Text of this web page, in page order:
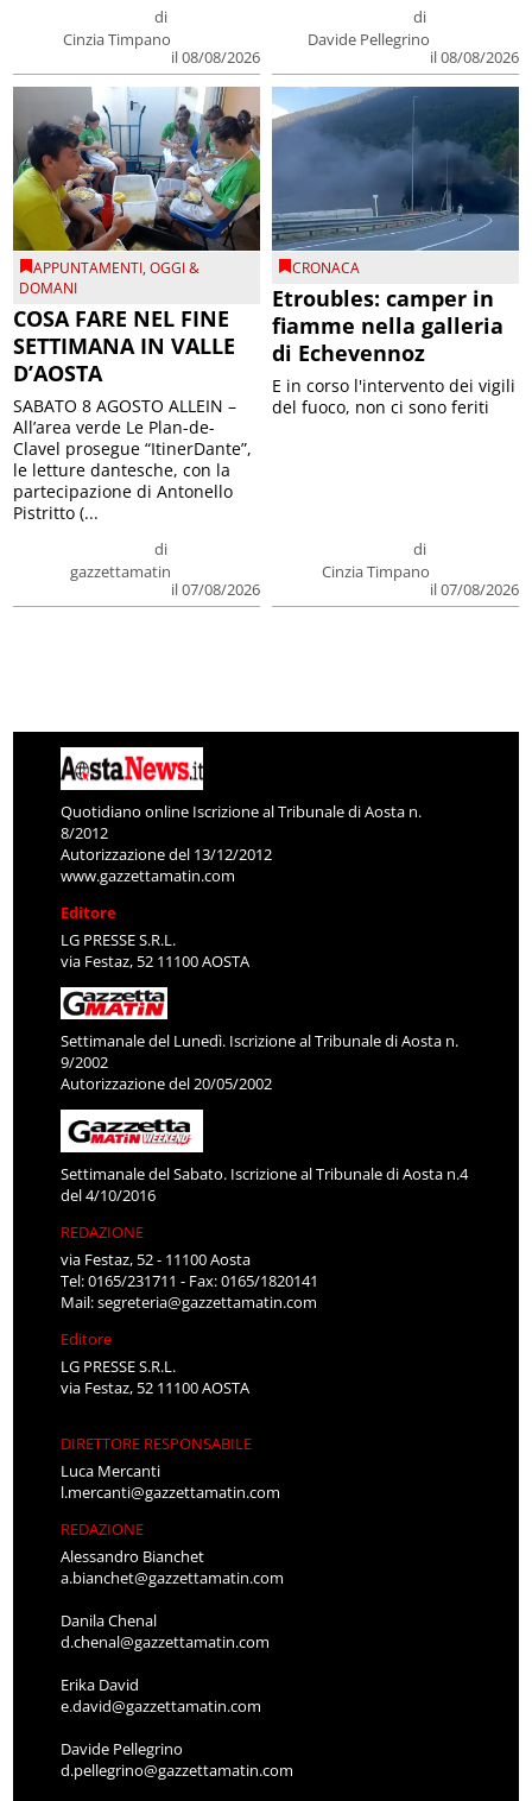
di
Cinzia Timpano
il 08/08/2026
di
Davide Pellegrino
il 08/08/2026
APPUNTAMENTI,OGGI &
DOMANI
COSA FARE NEL FINE
SETTIMANA IN VALLE
D’AOSTA
di
gazzettamatin
il 07/08/2026
SABATO 8 AGOSTO ALLEIN –
All’area verde Le Plan-de-
Clavel prosegue “ItinerDante”,
le letture dantesche, con la
partecipazione di Antonello
Pistritto (...
CRONACA
Etroubles: camper in
fiamme nella galleria
di Echevennoz
di
Cinzia Timpano
il 07/08/2026
E in corso l'intervento dei vigili
del fuoco, non ci sono feriti
Quotidiano online Iscrizione al Tribunale di Aosta n.
8/2012
Autorizzazione del 13/12/2012
www.gazzettamatin.com
Editore
LG PRESSE S.R.L.
via Festaz, 52 11100 AOSTA
Settimanale del Lunedì. Iscrizione al Tribunale di Aosta n.
9/2002
Autorizzazione del 20/05/2002
Settimanale del Sabato. Iscrizione al Tribunale di Aosta n.4
del 4/10/2016
REDAZIONE
via Festaz, 52 - 11100 Aosta
Tel: 0165/231711 - Fax: 0165/1820141
Mail:segreteria@gazzettamatin.com
Editore
LG PRESSE S.R.L.
via Festaz, 52 11100 AOSTA
DIRETTORE RESPONSABILE
Luca Mercanti
l.mercanti@gazzettamatin.com
REDAZIONE
Alessandro Bianchet
a.bianchet@gazzettamatin.com
Danila Chenal
d.chenal@gazzettamatin.com
Erika David
e.david@gazzettamatin.com
Davide Pellegrino
d.pellegrino@gazzettamatin.com